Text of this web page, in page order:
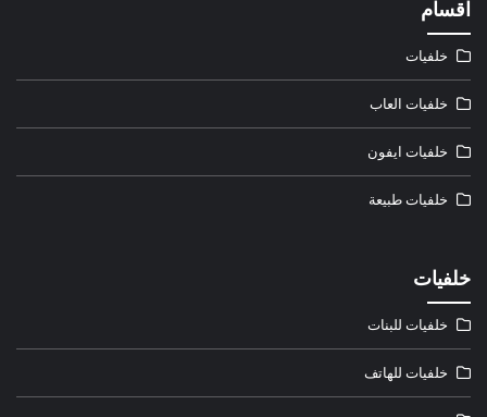
اقسام
خلفيات
خلفيات العاب
خلفيات ايفون
خلفيات طبيعة
خلفيات
خلفيات للبنات
خلفيات للهاتف